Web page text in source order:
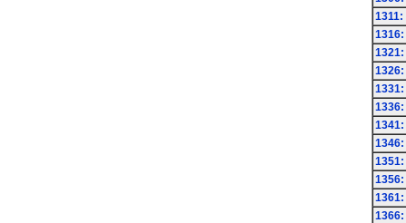
1311:
1316:
1321:
1326:
1331:
1336:
1341:
1346:
1351:
1356:
1361:
1366: